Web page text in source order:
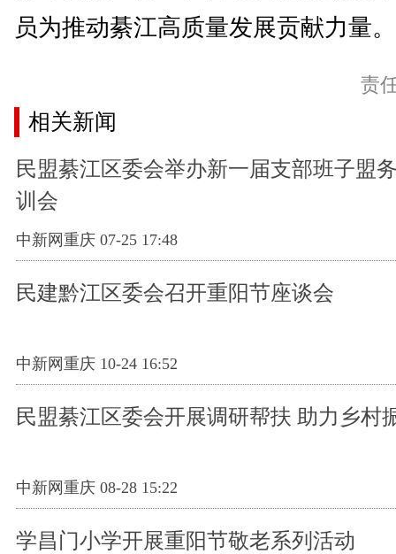
员为推动綦江高质量发展贡献力量
责
相关新闻
民盟綦江区委会举办新一届支部班子盟
训会
中新网重庆 07-25 17:48
民建黔江区委会召开重阳节座谈会
中新网重庆 10-24 16:52
民盟綦江区委会开展调研帮扶 助力乡村
中新网重庆 08-28 15:22
学昌门小学开展重阳节敬老系列活动